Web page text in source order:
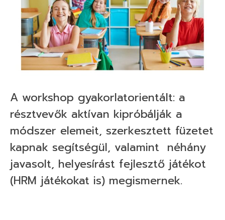
A workshop gyakorlatorientált: a
résztvevők aktívan kipróbálják a
módszer elemeit, szerkesztett füzetet
kapnak segítségül, valamint néhány
javasolt, helyesírást fejlesztő játékot
(HRM játékokat is) megismernek.